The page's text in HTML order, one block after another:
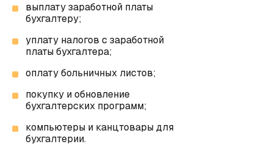
выплату заработной платы
бухгалтеру;
уплату налогов с заработной
платы бухгалтера;
оплату больничных листов;
покупку и обновление
бухгалтерских программ;
компьютеры и канцтовары для
бухгалтерии.